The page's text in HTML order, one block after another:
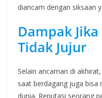
diancam dengan siksaan
Dampak
Tidak Jujur
Selain ancaman di
saat berdagang juga bisa
dunia. Reputasi seorang